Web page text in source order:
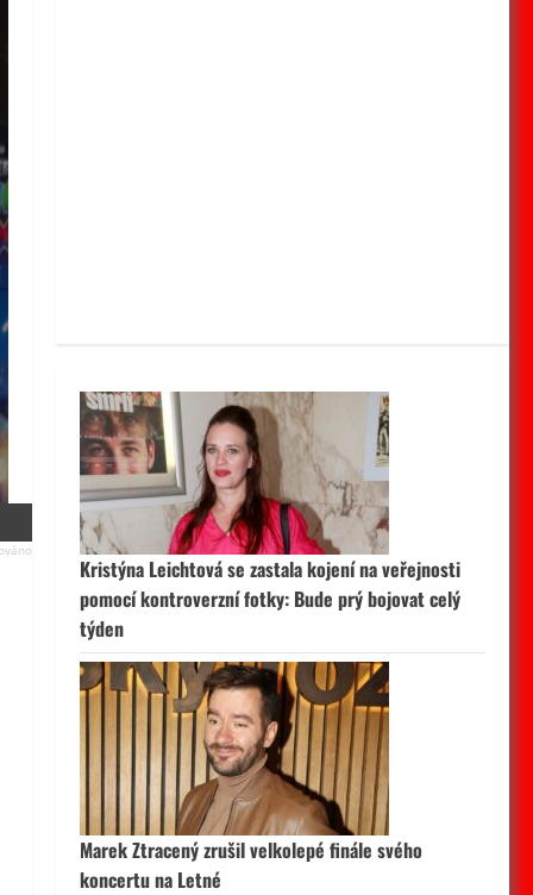
Kristýna Leichtová se zastala kojení na veřejnosti
pomocí kontroverzní fotky: Bude prý bojovat celý
týden
Marek Ztracený zrušil velkolepé finále svého
koncertu na Letné